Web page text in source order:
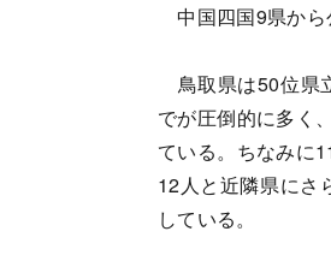
中国四国9県から
鳥取県は50位県
でが圧倒的に多く
ている。ちなみに
12人と近隣県にさ
している。